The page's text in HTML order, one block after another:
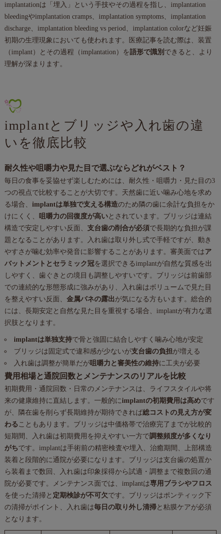
implantationは「埋入」という手技やその過程を指し、implantation
bleedingやimplantation cramps、implantation symptoms、implantation
discharge、implantation bleeding vs period、implantation colorなど妊娠
初期の生理現象においても使われます。医療記事を読む際は、装置
（implant）とその過程（implantation）を語形で識別 できると、より
理解が深まります。
implantとブリッジや入れ歯の違
いを徹底比較
耐久性や咀嚼力や見た目で選ぶならどれがベスト？
毎日の食事を妥協せず楽しむためには、耐久性・咀嚼力・見た目の3
つの視点で比較することが大切です。天然歯に近い噛み心地を求め
る場合、 implantは単独で支える構造のため隣の歯に余計な負担をか
けにくく、
咀嚼力の回復度が高いとされています。ブリッジは連結
構造で安定しやすい反面、 支台歯の削合が必須で長期的な負担が課
題となることがあります。入れ歯は取り外し式で手軽ですが、動き
やすさが噛む効率や発音に影響することがあります。審美面ではア
バットメントとセラミック冠を選択できるimplantが自然な質感を出
しやすく、歯ぐきとの境目も調整しやすいです。ブリッジは前歯部
での連続的な形態形成に強みがあり、入れ歯はボリュームで見た目
を整えやすい反面、 金属バネの露出が気になる方もいます。総合的
には、長期安定と自然な見た目を重視する場合、implantが有力な選
択肢となります。
implantは単独支持で骨と強固に結合しやすく噛み心地が安定
ブリッジは固定式で違和感が少ないが支台歯の負担 が増える
入れ歯は調整が簡単だが咀嚼力と審美性の維持に工夫が必要
費用相場と通院回数とメンテナンスのリアルを比較
初期費用・通院回数・日常のメンテナンスは、ライフスタイルや将
来の健康維持に直結します。一般的にimplantの初期費用は高めです
が、隣在歯を削らず長期維持が期待できれば総コストの見え方が変
わる こともあります。ブリッジは中価格帯で治療完了までが比較的
短期間、入れ歯は初期費用を抑えやすい一方で調整頻度が多くなり
がちです。implantは手術前の精密検査や埋入、治癒期間、上部構造
装着と段階的に通院が必要になります。ブリッジは支台歯の処置か
ら装着まで数回、入れ歯は印象採得から試適・調整まで複数回の通
院が必要です。メンテナンス面では、implantは専用ブラシやフロス
を使った清掃と 定期検診が不可欠です。ブリッジはポンティック下
の清掃がポイント、入れ歯は毎日の取り外し清掃と粘膜ケアが必須
となります。